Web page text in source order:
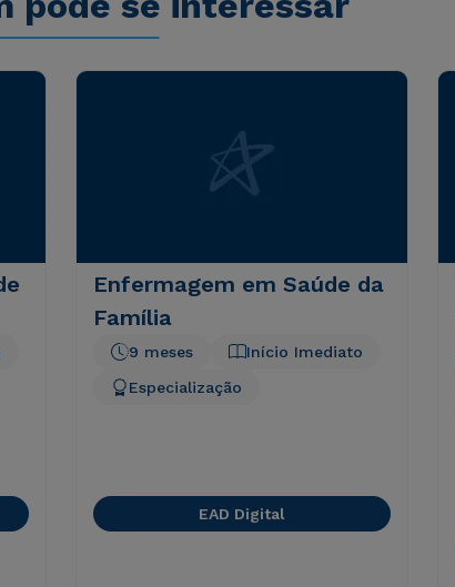
Enfermagem em Saúde da
Família
Início Imediato
9 meses
Especialização
EAD Digital